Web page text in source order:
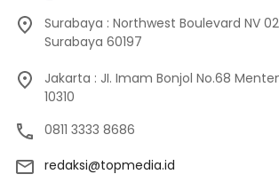
Surabaya : Northwest Boulevard NV
Surabaya 60197
Jakarta : JI. Imam Bonjol No.68
10310
0811 3333 8686
redaksi@topmedia.id